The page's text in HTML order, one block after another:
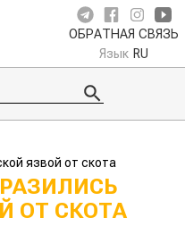
ОБРАТНАЯ СВЯЗЬ
Язык RU
язвой от скота
ОТ СКОТА